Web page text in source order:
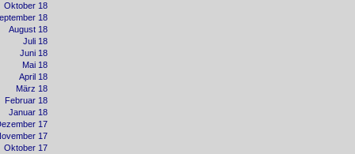
Oktober 18
18
August 18
Juli 18
Juni 18
Mai 18
April 18
März 18
Februar 18
Januar 18
17
17
Oktober 17